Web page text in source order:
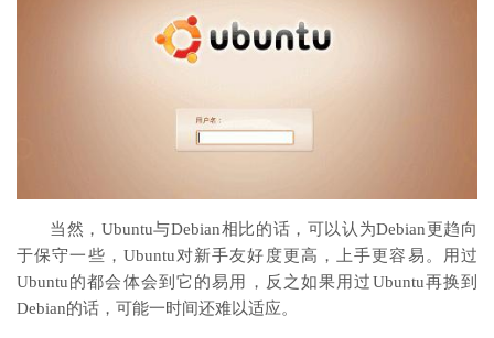
当然，Ubuntu与Debian相比的话，可以认为Debian更趋向
于保守一些，Ubuntu对新手友好度更高，上手更容易。用过
Ubuntu的都会体会到它的易用，反之如果用过Ubuntu再换到
Debian的话，可能一时间还难以适应。